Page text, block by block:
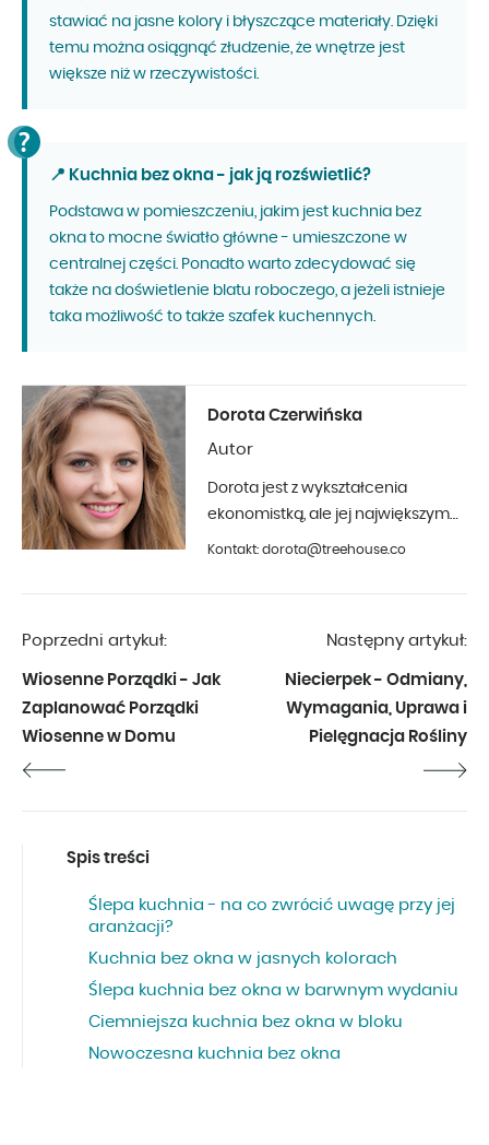
stawiać na jasne kolory i błyszczące materiały. Dzięki
temu można osiągnąć złudzenie, że wnętrze jest
większe niż w rzeczywistości.
📍 Kuchnia bez okna - jak ją rozświetlić?
Podstawa w pomieszczeniu, jakim jest kuchnia bez
okna to mocne światło główne - umieszczone w
centralnej części. Ponadto warto zdecydować się
także na doświetlenie blatu roboczego, a jeżeli istnieje
taka możliwość to także szafek kuchennych.
Dorota Czerwińska
Autor
Dorota jest z wykształcenia
ekonomistką, ale jej największym
hobby jest fotografia i aranżacja
od początku 2019 roku.
Kontakt: dorota@treehouse.co
Poprzedni artykuł:
Wiosenne Porządki - Jak
Zaplanować Porządki
Wiosenne w Domu
Następny artykuł:
Niecierpek - Odmiany,
Wymagania, Uprawa i
Pielęgnacja Rośliny
Spis treści
Ślepa kuchnia - na co zwrócić uwagę przy jej
aranżacji?
Kuchnia bez okna w jasnych kolorach
Ślepa kuchnia bez okna w barwnym wydaniu
Ciemniejsza kuchnia bez okna w bloku
Nowoczesna kuchnia bez okna